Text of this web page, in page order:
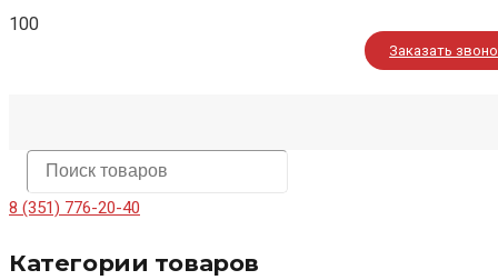
Заказать
8 (351) 776-20-40
Категории товаров